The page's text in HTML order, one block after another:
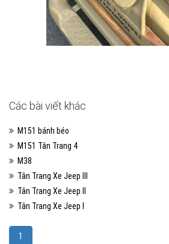
Các bài viết khác
M151 bánh béo
M151 Tân Trang 4
M38
Tân Trang Xe Jeep III
Tân Trang Xe Jeep II
Tân Trang Xe Jeep I
1